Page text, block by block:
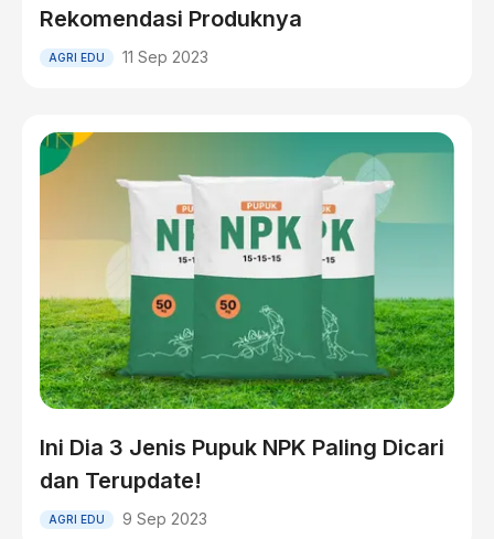
Rekomendasi Produknya
AGRI EDU 11 Sep 2023
Ini Dia 3 Jenis Pupuk NPK Paling Dicari
dan Terupdate!
AGRI EDU 9 Sep 2023